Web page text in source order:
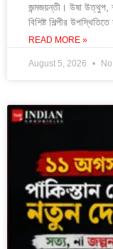
জন্মজয়ন্তী। উষা উত্থুপ,
বিশিষ্ট শিল্পীর
READ MORE »
August 5, 2026